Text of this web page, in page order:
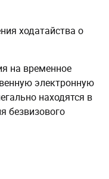
ходатайства о
на временное
электронную
находятся в
безвизового